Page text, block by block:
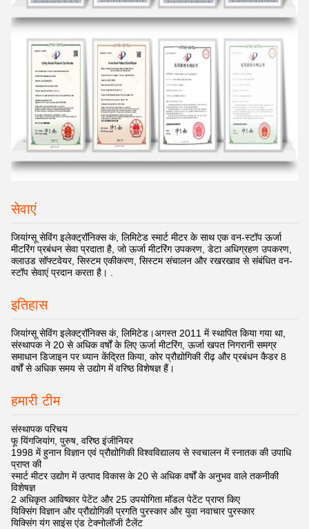
सेवाएं
जियांग्सू सेविंग इलेक्ट्रॉनिक्स कं, लिमिटेड स्मार्ट मीटर के साथ एक वन-स्टॉप ऊर्जा
मीटरिंग प्रबंधन सेवा प्रदाता है, जो ऊर्जा मीटरिंग उपकरण, डेटा अधिग्रहण उपकरण,
क्लाउड सॉफ्टवेयर, सिस्टम एकीकरण, सिस्टम संचालन और रखरखाव से संबंधित वन-
स्टॉप सेवाएं प्रदान करता है। .
इतिहास
जियांग्सू सेविंग इलेक्ट्रॉनिक्स कं, लिमिटेड।अगस्त 2011 में स्थापित किया गया था,
संस्थापक ने 20 से अधिक वर्षों के लिए ऊर्जा मीटरिंग, ऊर्जा खपत निगरानी समग्र
समाधान डिजाइन पर ध्यान केंद्रित किया, कोर प्रौद्योगिकी रीढ़ और प्रबंधन कैडर 8
वर्षों से अधिक समय से उद्योग में वरिष्ठ विशेषज्ञ हैं।
हमारी टीम
संस्थापक परिचय
फू यिंगजियांग, पुरुष, वरिष्ठ इंजीनियर
1998 में हुनान विज्ञान एवं प्रौद्योगिकी विश्वविद्यालय से स्वचालन में स्नातक की उपाधि
प्राप्त की
स्मार्ट मीटर उद्योग में उत्पाद विकास के 20 से अधिक वर्षों के अनुभव वाले तकनीकी
विशेषज्ञ
2 अधिकृत आविष्कार पेटेंट और 25 उपयोगिता मॉडल पेटेंट प्राप्त किए
यिक्सिंग विज्ञान और प्रौद्योगिकी प्रगति पुरस्कार और युवा नवाचार पुरस्कार
यिक्सिंग यंग साइंस एंड टेक्नोलॉजी टैलेंट